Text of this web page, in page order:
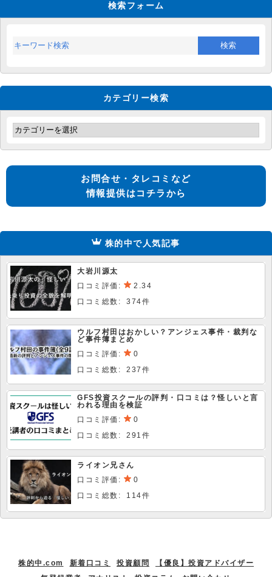
検索フォーム
カテゴリー検索
お問合せ・タレコミなど
情報提供はコチラから
株的中で人気記事
大岩川源太
口コミ評価:
2.34
口コミ総数: 374件
ウルフ村田はおかしい？アンジェス事件・裁判な
ど事件簿まとめ
口コミ評価:
0
口コミ総数: 237件
GFS投資スクールの評判・口コミは？怪しいと言
われる理由を検証
口コミ評価:
0
口コミ総数: 291件
ライオン兄さん
口コミ評価:
0
口コミ総数: 114件
株的中.com 新着口コミ 投資顧問
【優良】投資アドバイザー